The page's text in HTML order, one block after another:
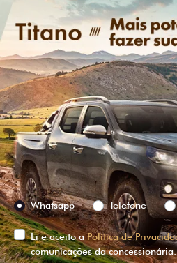
Versão escolhida
Preferência de contato:
Whatsapp
Telefone
Li e aceito aPolítica de
comunicações da concessionária.